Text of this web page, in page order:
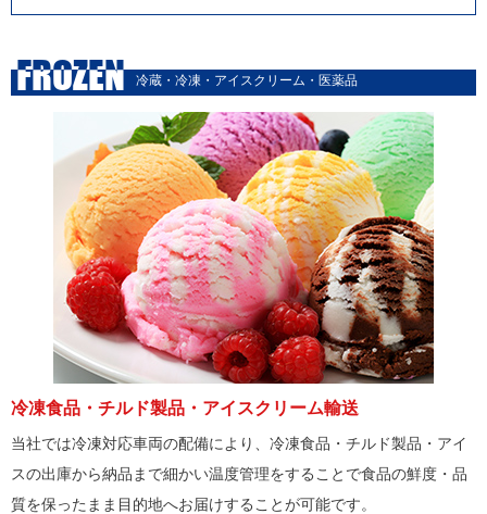
FROZEN 冷蔵・冷凍・アイスクリーム・医薬品
冷凍食品・チルド製品・アイスクリーム輸送
当社では冷凍対応車両の配備により、冷凍食品・チルド製品・アイ
スの出庫から納品まで細かい温度管理をすることで食品の鮮度・品
質を保ったまま目的地へお届けすることが可能です。